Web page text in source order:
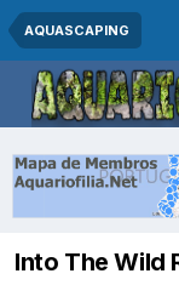
AQUASCAPING
Into The Wild